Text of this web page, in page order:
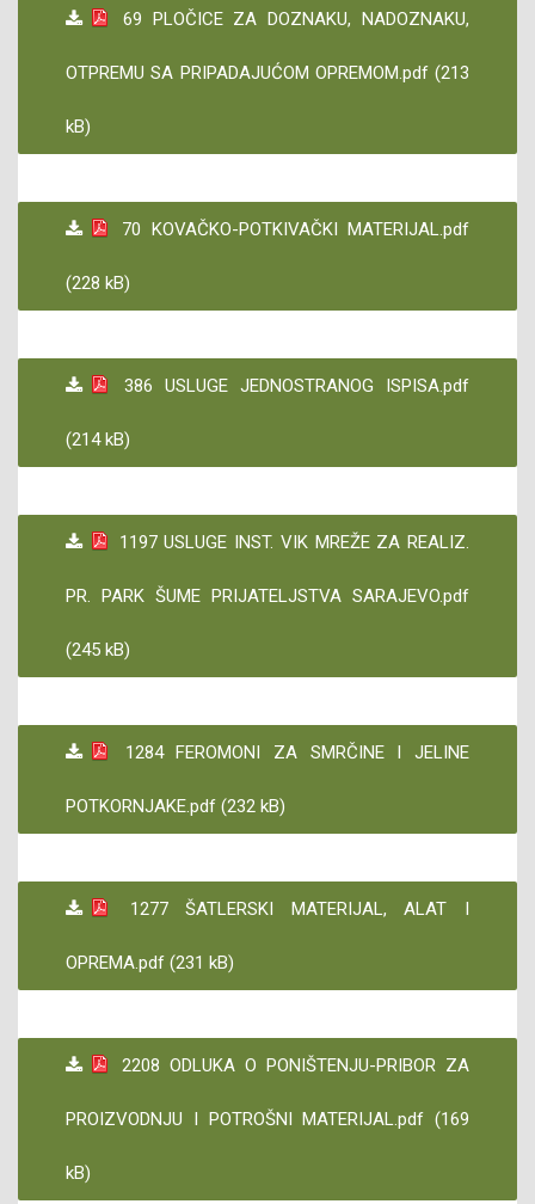
69 PLOČICE ZA DOZNAKU, NADOZNAKU,
OTPREMU SA PRIPADAJUĆOM OPREMOM.pdf (213
kB)
70 KOVAČKO-POTKIVAČKI MATERIJAL.pdf
(228 kB)
386 USLUGE JEDNOSTRANOG ISPISA.pdf
(214 kB)
1197 USLUGE INST. VIK MREŽE ZA REALIZ.
PR. PARK ŠUME PRIJATELJSTVA SARAJEVO.pdf
(245 kB)
1284 FEROMONI ZA SMRČINE I JELINE
POTKORNJAKE.pdf (232 kB)
1277 ŠATLERSKI MATERIJAL, ALAT I
OPREMA.pdf (231 kB)
2208 ODLUKA O PONIŠTENJU-PRIBOR ZA
PROIZVODNJU I POTROŠNI MATERIJAL.pdf (169
kB)